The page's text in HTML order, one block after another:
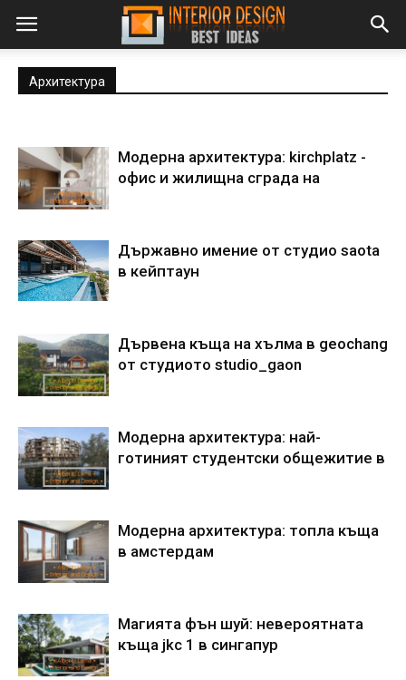
Архитектура
Модерна архитектура: kirchplatz -
офис и жилищна сграда на
Държавно имение от студио saota
в кейптаун
Дървена къща на хълма в geochang
от студиото studio_gaon
Модерна архитектура: най-
готиният студентски общежитие в
Модерна архитектура: топла къща
в амстердам
Магията фън шуй: невероятната
къща jkc 1 в сингапур